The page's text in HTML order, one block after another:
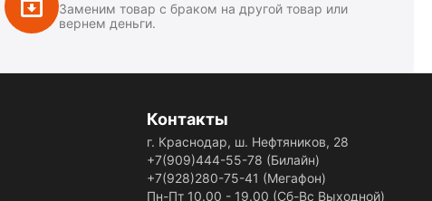
Заменим товар с браком на другой товар или
вернем деньги.
Контакты
г. Краснодар, ш. Нефтяников, 28
+7(909)444-55-78 (Билайн)
+7(928)280-75-41 (Мегафон)
Пн-Пт 10.00 - 19.00 (Сб-Вс Выходной)